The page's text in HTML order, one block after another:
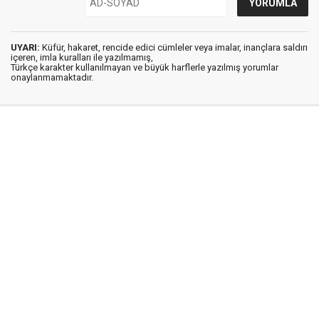
UYARI: Küfür, hakaret, rencide edici cümleler veya imalar, inançlara saldırı
içeren, imla kuralları ile yazılmamış,
Türkçe karakter kullanılmayan ve büyük harflerle yazılmış yorumlar
onaylanmamaktadır.